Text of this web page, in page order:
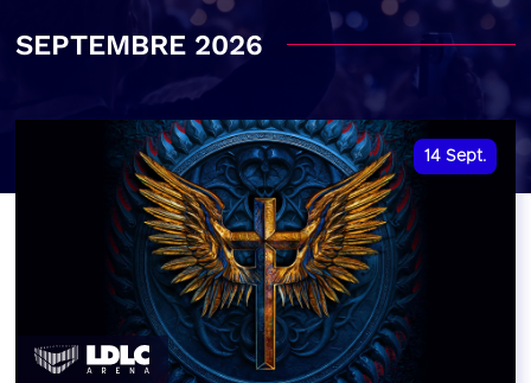
SEPTEMBRE 2026
14 Sept.